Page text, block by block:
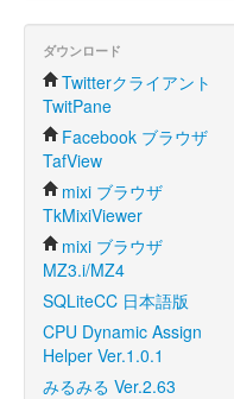
ダウンロード
Twitterクライアント
TwitPane
Facebook ブラウザ
TafView
mixi ブラウザ
TkMixiViewer
mixi ブラウザ
MZ3.i/MZ4
SQLiteCC 日本語版
CPU Dynamic Assign
Helper Ver.1.0.1
みるみる Ver.2.63